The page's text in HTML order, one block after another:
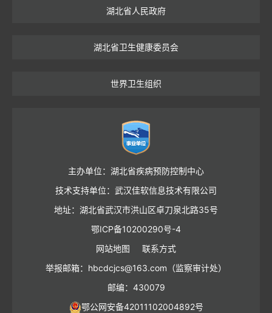
湖北省人民政府
湖北省卫生健康委员会
世界卫生组织
主办单位：湖北省疾病预防控制中心
技术支持单位：武汉佳软信息技术有限公司
地址：湖北省武汉市洪山区卓刀泉北路35号
鄂ICP备10200290号-4
网站地图
联系方式
举报邮箱：hbcdcjcs@163.com（监察审计处）
邮编：430079
鄂公网安备42011102004892号